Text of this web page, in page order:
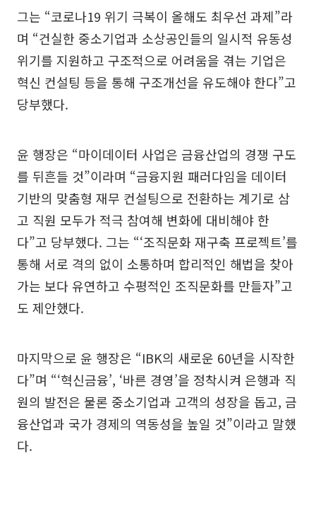
그는 “코로나19 위기 극복이 올해도 최우선 과제”라
며 “건실한 중소기업과 소상공인들의 일시적 유동성
위기를 지원하고 구조적으로 어려움을 겪는 기업은
혁신 컨설팅 등을 통해 구조개선을 유도해야 한다”고
당부했다.
윤 행장은 “마이데이터 사업은 금융산업의 경쟁 구도
를 뒤흔들 것”이라며 “금융지원 패러다임을 데이터
기반의 맞춤형 재무 컨설팅으로 전환하는 계기로 삼
고 직원 모두가 적극 참여해 변화에 대비해야 한
다”고 당부했다. 그는 “‘조직문화 재구축 프로젝트’를
통해 서로 격의 없이 소통하며 합리적인 해법을 찾아
가는 보다 유연하고 수평적인 조직문화를 만들자”고
도 제안했다.
마지막으로 윤 행장은 “IBK의 새로운 60년을 시작한
다”며 “‘혁신금융’, ‘바른 경영’을 정착시켜 은행과 직
원의 발전은 물론 중소기업과 고객의 성장을 돕고, 금
융산업과 국가 경제의 역동성을 높일 것”이라고 말했
다.